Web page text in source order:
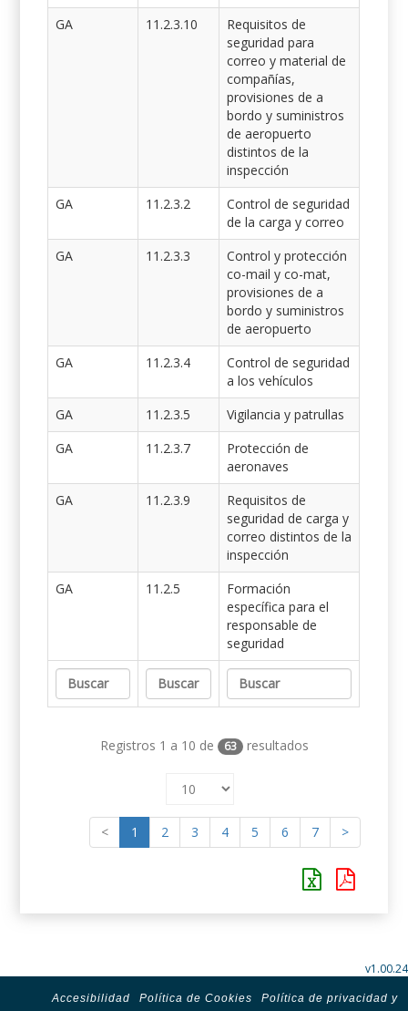
GA
11.2.3.10
Requisitos de
seguridad para
correo y material de
compañías,
provisiones de a
bordo y suministros
de aeropuerto
distintos de la
inspección
GA
11.2.3.2
Control de seguridad
de la carga y correo
GA
11.2.3.3
Control y protección
co-mail y co-mat,
provisiones de a
bordo y suministros
de aeropuerto
GA
11.2.3.4
Control de seguridad
a los vehículos
GA
11.2.3.5
Vigilancia y patrullas
GA
11.2.3.7
Protección de
aeronaves
GA
11.2.3.9
Requisitos de
seguridad de carga y
correo distintos de la
inspección
GA
11.2.5
Formación
específica para el
responsable de
seguridad
Registros 1 a 10 de 63 resultados
< 1 2 3 4 5 6 7 >
v1.00.24
Accesibilidad Política de Cookies
Política de privacidad y